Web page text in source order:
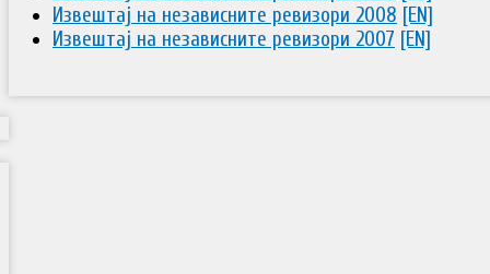
Извештај на независните ревизори 2008 [EN]
Извештај на независните ревизори 2007 [EN]